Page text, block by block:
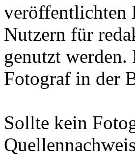
veröffentlichten
Nutzern für
genutzt
Fotograf in der
Sollte kein
Quellennachweis